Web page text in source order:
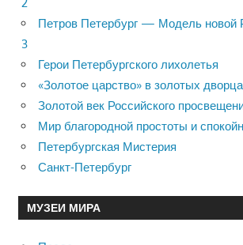
Петров Петербург — Модель
3
Герои Петербургского лихолетья
«Золотое царство» в золотых
Золотой век Российского
Мир благородной простоты и
Петербургская Мистерия
Санкт-Петербург
МУЗЕИ МИРА